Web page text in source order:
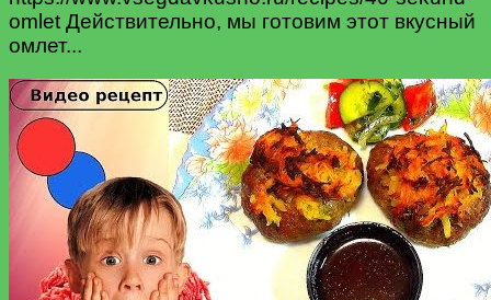
omlet Действительно, мы готовим этот вкусный
омлет...